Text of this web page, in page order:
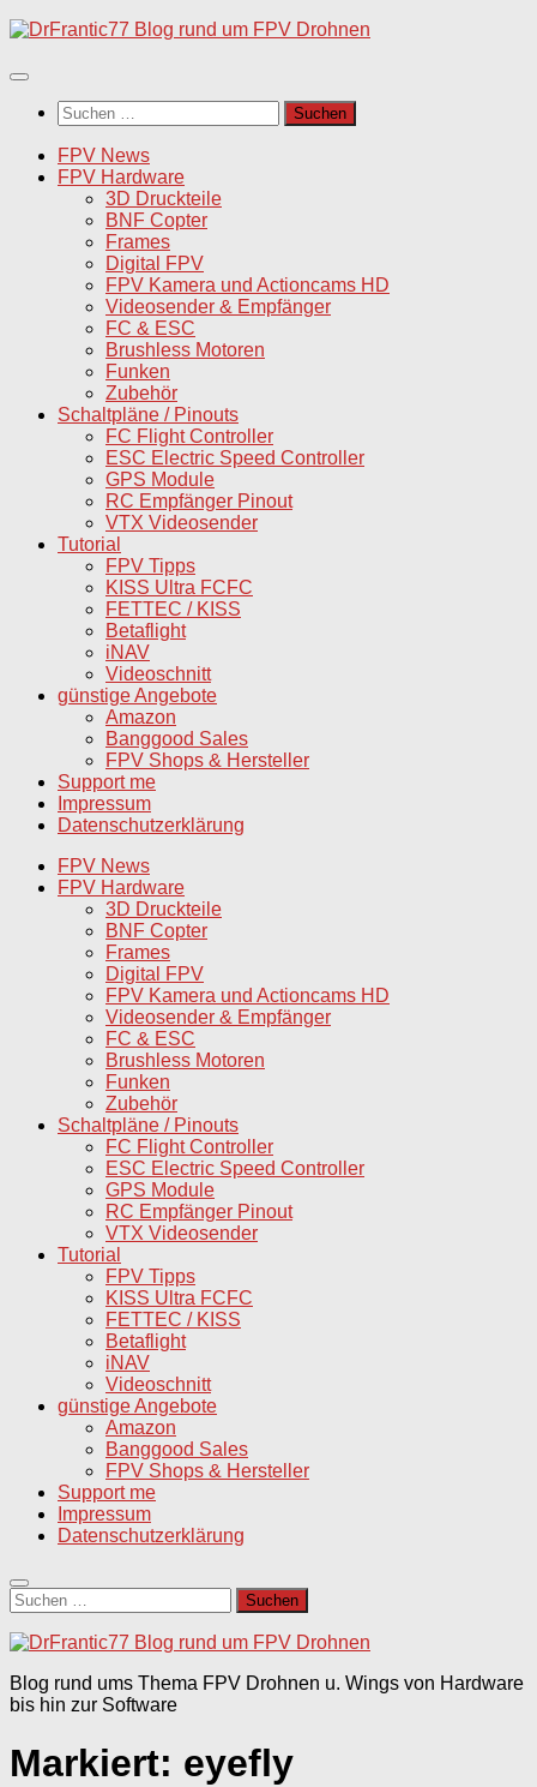
Unter
Inhalt
Suchen
nach:
FPV News
FPV Hardware
3D Druckteile
BNF Copter
Frames
Digital FPV
FPV Kamera und Actioncams HD
Videosender & Empfänger
FC & ESC
Brushless Motoren
Funken
Zubehör
Schaltpläne / Pinouts
FC Flight Controller
ESC Electric Speed Controller
GPS Module
RC Empfänger Pinout
VTX Videosender
Tutorial
FPV Tipps
KISS Ultra FCFC
FETTEC / KISS
Betaflight
iNAV
Videoschnitt
günstige Angebote
Amazon
Banggood Sales
FPV Shops & Hersteller
Support me
Impressum
Datenschutzerklärung
FPV News
FPV Hardware
3D Druckteile
BNF Copter
Frames
Digital FPV
FPV Kamera und Actioncams HD
Videosender & Empfänger
FC & ESC
Brushless Motoren
Funken
Zubehör
Schaltpläne / Pinouts
FC Flight Controller
ESC Electric Speed Controller
GPS Module
RC Empfänger Pinout
VTX Videosender
Tutorial
FPV Tipps
KISS Ultra FCFC
FETTEC / KISS
Betaflight
iNAV
Videoschnitt
günstige Angebote
Amazon
Banggood Sales
FPV Shops & Hersteller
Support me
Impressum
Datenschutzerklärung
Suchen
nach:
Blog rund ums Thema FPV Drohnen u. Wings von Hardware
bis hin zur Software
Markiert: eyefly